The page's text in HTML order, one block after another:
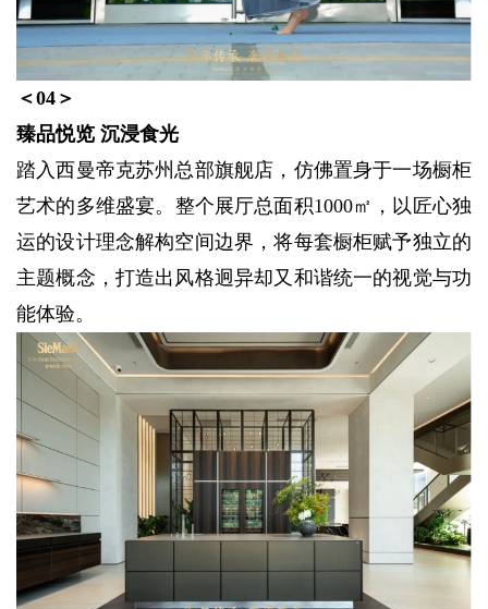
＜04 ＞
臻品悦览 沉浸食光
踏入西曼帝克苏州总部旗舰店，仿佛置身于一场橱柜
艺术的多维盛宴。整个展厅总面积1000㎡，以匠心独
运的设计理念解构空间边界，将每套橱柜赋予独立的
主题概念，打造出风格迥异却又和谐统一的视觉与功
能体验。